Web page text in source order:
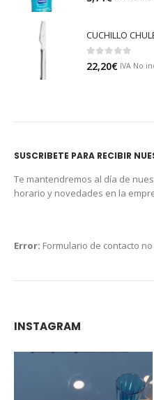
CUCHILLO
0out of 5
22,20€ IVA No
SUSCRIBETE PARA RECIBIR
Te mantendremos al día de
horario y novedades en la
Error: Formulario de contacto
INSTAGRAM